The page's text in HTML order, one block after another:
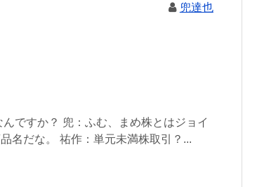
兜達也
ですか？ 兜：ふむ、まめ株とはジョイ
名だな。 祐作：単元未満株取引？...